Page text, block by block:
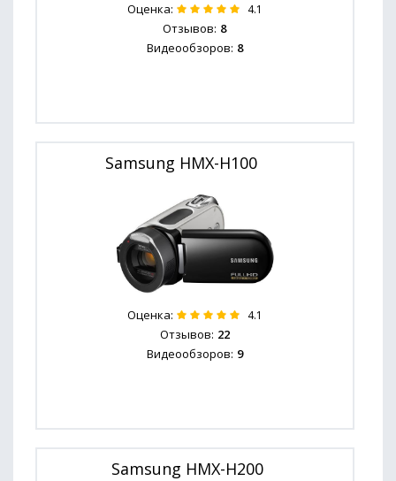
Оценка: 4.1
Отзывов: 8
Видеообзоров: 8
Samsung HMX-H100
Оценка: 4.1
Отзывов: 22
Видеообзоров: 9
Samsung HMX-H200